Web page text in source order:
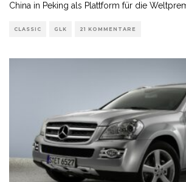
China in Peking als Plattform für die
CLASSIC GLK 21 KOMMENTARE